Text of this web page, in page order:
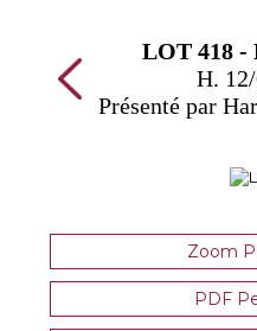
LOT 418 -
H.
Présenté par
Zoom
PDF